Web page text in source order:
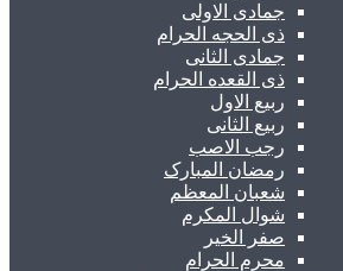
جمادی الاولی
ذی الحجه الحرام
جمادی الثانی
ذی القعده الحرام
ربیع الاول
ربیع الثانی
رجب الاصب
رمضان المبارک
شعبان المعظم
شوال المکرم
صفر الخیر
محرم الحرام